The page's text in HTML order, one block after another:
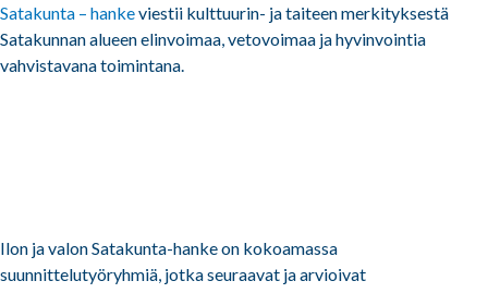
Satakunta – hankeviestii kulttuurin- ja taiteen merkityksestä
Satakunnan alueen elinvoimaa, vetovoimaa ja hyvinvointia
vahvistavana toimintana.
Ilon ja valon Satakunta-hanke on kokoamassa
suunnittelutyöryhmiä, jotka seuraavat ja arvioivat